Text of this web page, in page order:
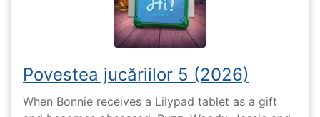
Povestea jucăriilor 5 (2026)
When Bonnie receives a Lilypad tablet as a gift